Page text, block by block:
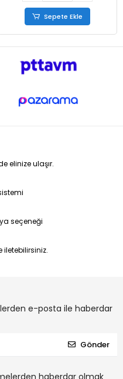
Sepete Ekle
elinize ulaşır.
seçeneği
iletebilirsiniz.
e-posta ile haberdar
Gönder
haberdar olmak